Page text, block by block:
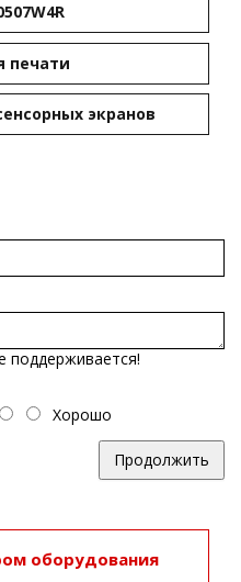
печати
экранов
поддерживается!
Хорошо
Продолжить
оборудования